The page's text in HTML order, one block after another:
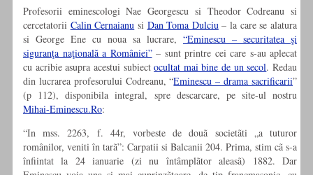
Profesorii eminescologi Nae Georgescu si Theodor Codreanu si
cercetatorii Calin Cernaianu si Dan Toma Dulciu– la care se alatura
si George Ene cu noua sa lucrare, “Eminescu – securitatea şi
siguranţa naţională a României”– sunt printre cei care s-au aplecat
cu acribie asupra acestui subiectocultat mai bine de un secol. Redau
din lucrarea profesorului Codreanu, “Eminescu – drama sacrificarii”
(p 112), disponibila integral, spre descarcare, pe site-ul nostru
Mihai-Eminescu.Ro:
“In mss. 2263, f. 44r, vorbeste de douã societãti „a tuturor
românilor, veniti în tarã”: Carpatii si Balcanii 204. Prima, stim cã s-a
înfiintat la 24 ianuarie (zi nu întâmplãtor aleasã) 1882. Dar